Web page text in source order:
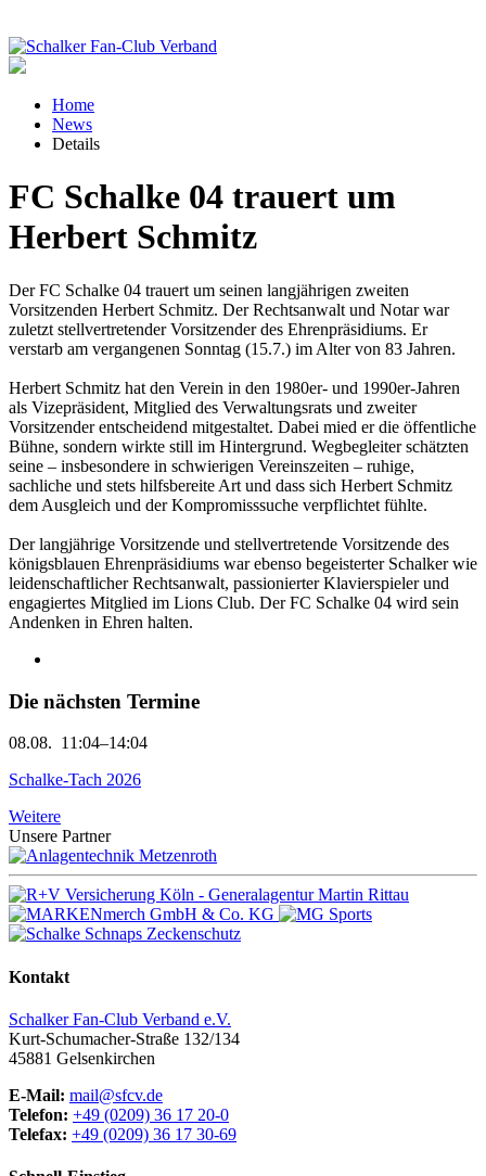
Home
News
Details
FC Schalke 04 trauert um
Herbert Schmitz
Der FC Schalke 04 trauert um seinen langjährigen zweiten
Vorsitzenden Herbert Schmitz. Der Rechtsanwalt und Notar war
zuletzt stellvertretender Vorsitzender des Ehrenpräsidiums. Er
verstarb am vergangenen Sonntag (15.7.) im Alter von 83 Jahren.
Herbert Schmitz hat den Verein in den 1980er- und 1990er-Jahren
als Vizepräsident, Mitglied des Verwaltungsrats und zweiter
Vorsitzender entscheidend mitgestaltet. Dabei mied er die öffentliche
Bühne, sondern wirkte still im Hintergrund. Wegbegleiter schätzten
seine – insbesondere in schwierigen Vereinszeiten – ruhige,
sachliche und stets hilfsbereite Art und dass sich Herbert Schmitz
dem Ausgleich und der Kompromisssuche verpflichtet fühlte.
Der langjährige Vorsitzende und stellvertretende Vorsitzende des
königsblauen Ehrenpräsidiums war ebenso begeisterter Schalker wie
leidenschaftlicher Rechtsanwalt, passionierter Klavierspieler und
engagiertes Mitglied im Lions Club. Der FC Schalke 04 wird sein
Andenken in Ehren halten.
Die nächsten Termine
08.08. 11:04–14:04
Schalke-Tach 2026
Weitere
Unsere Partner
Kontakt
Schalker Fan-Club Verband e.V.
Kurt-Schumacher-Straße 132/134
45881 Gelsenkirchen
E-Mail: mail@sfcv.de
Telefon: +49 (0209) 36 17 20-0
Telefax: +49 (0209) 36 17 30-69